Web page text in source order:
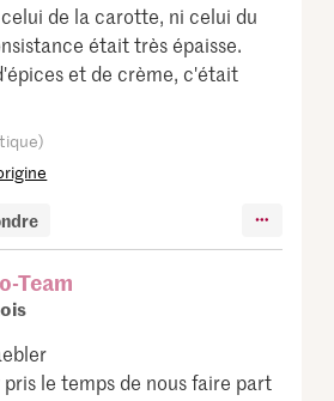
de la carotte, ni celui du
était très épaisse.
et de crème, c'était
Team
le temps de nous faire part